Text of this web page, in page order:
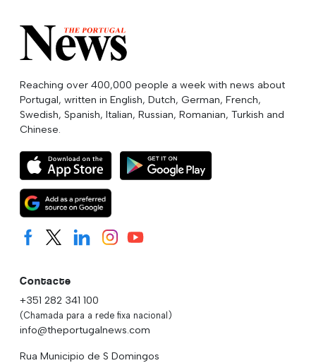
Reaching over 400,000 people a week with news about
Portugal, written in English, Dutch, German, French,
Swedish, Spanish, Italian, Russian, Romanian, Turkish and
Chinese.
Contacte
+351 282 341 100
(Chamada para a rede fixa nacional)
info@theportugalnews.com
Rua Municipio de S Domingos